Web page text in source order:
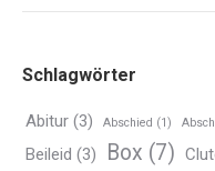
Schlagwörter
Abitur (3) Abschied (1)
Beileid (3) Box (7)